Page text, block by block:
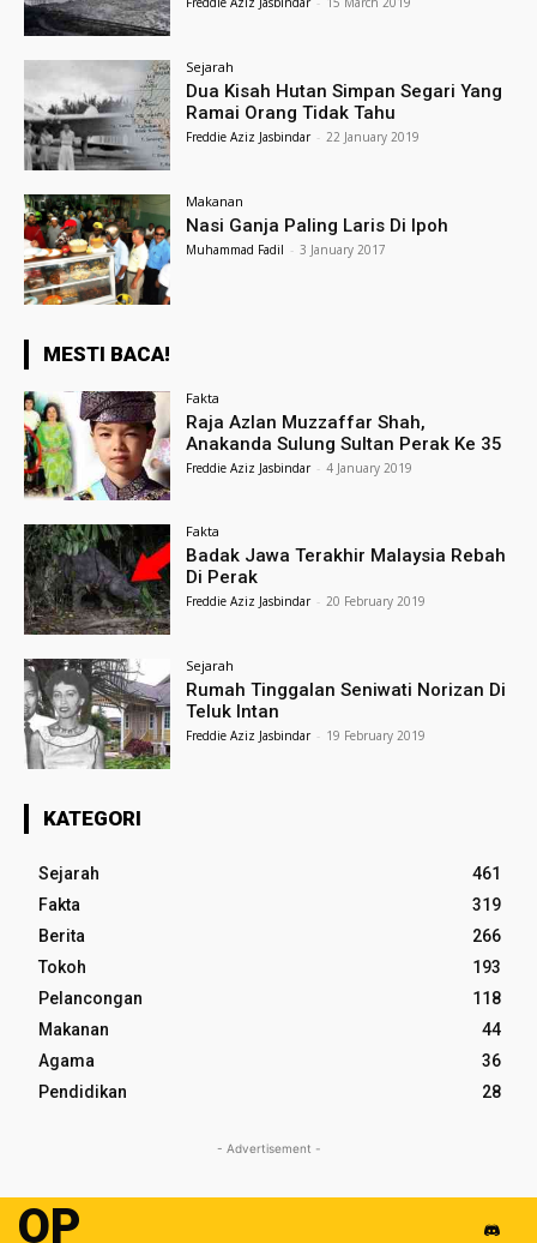
Sejarah
Dua Kisah Hutan Simpan Segari Yang
Ramai Orang Tidak Tahu
Freddie Aziz Jasbindar - 22 January 2019
Makanan
Nasi Ganja Paling Laris Di Ipoh
Muhammad Fadil - 3 January 2017
MESTI BACA!
Fakta
Raja Azlan Muzzaffar Shah,
Anakanda Sulung Sultan Perak Ke 35
Freddie Aziz Jasbindar - 4 January 2019
Fakta
Badak Jawa Terakhir Malaysia Rebah
Di Perak
Freddie Aziz Jasbindar - 20 February 2019
Sejarah
Rumah Tinggalan Seniwati Norizan Di
Teluk Intan
Freddie Aziz Jasbindar - 19 February 2019
KATEGORI
Sejarah
461
Fakta
319
Berita
266
Tokoh
193
Pelancongan
118
Makanan
44
Agama
36
Pendidikan
28
- Advertisement -
OP